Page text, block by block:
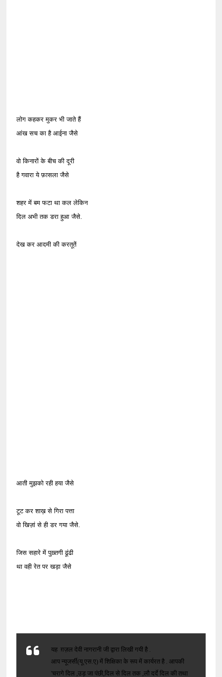
लोग कहकर मुकर भी जाते हैं
आंख सच का है आईना जैसे
वो किनारों के बीच की दूरी
है गवारा ये फ़ासला जैसे
शहर में बम फटा था कल लेकिन
दिल अभी तक डरा हुआ जैसे.
देख कर आदमी की करतूतें
आती मुझको रही हया जैसे
टूट कर शाख़ से गिरा पत्ता
वो खिज़ां से ही डर गया जैसे.
जिस सहारे में पुख़्तगी ढूंढी
था वही रेत पर खड़ा जैसे
यह ग़ज़ल देवी नागरानी जी द्वारा लिखी गयी है .
आप न्यूजर्सी(यू.एस.ए) में शिक्षिका के रूप में कार्यरत है . आपकी
'चरागे दिल ,उड़ जा पंछी,दिल से दिल तक ,लौ दर्दे दिल की तथा